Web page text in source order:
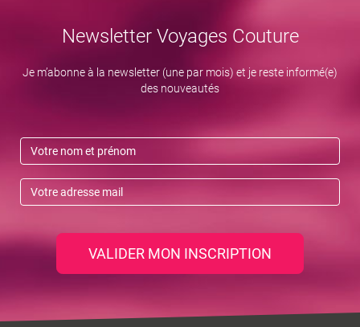
Newsletter Voyages Couture
Je m’abonne à la newsletter (une par mois) et je reste informé(e)
des nouveautés
VALIDER MON INSCRIPTION